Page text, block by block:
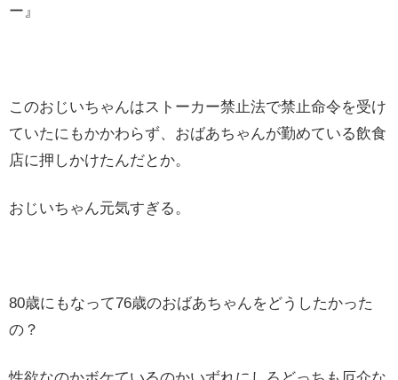
ー』
このおじいちゃんはストーカー禁止法で禁止命令を受け
ていたにもかかわらず、おばあちゃんが勤めている飲食
店に押しかけたんだとか。
おじいちゃん元気すぎる。
80歳にもなって76歳のおばあちゃんをどうしたかった
の？